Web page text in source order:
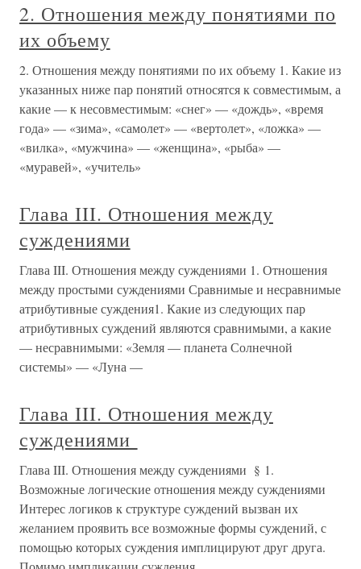
2. Отношения между понятиями по
их объему
2. Отношения между понятиями по их объему 1. Какие из
указанных ниже пар понятий относятся к совместимым, а
какие — к несовместимым: «снег» — «дождь», «время
года» — «зима», «самолет» — «вертолет», «ложка» —
«вилка», «мужчина» — «женщина», «рыба» —
«муравей», «учитель»
Глава III. Отношения между
суждениями
Глава III. Отношения между суждениями 1. Отношения
между простыми суждениями Сравнимые и несравнимые
атрибутивные суждения1. Какие из следующих пар
атрибутивных суждений являются сравнимыми, а какие
— несравнимыми: «Земля — планета Солнечной
системы» — «Луна —
Глава III. Отношения между
суждениями
Глава III. Отношения между суждениями § 1.
Возможные логические отношения между суждениями
Интерес логиков к структуре суждений вызван их
желанием проявить все возможные формы суждений, с
помощью которых суждения имплицируют друг друга.